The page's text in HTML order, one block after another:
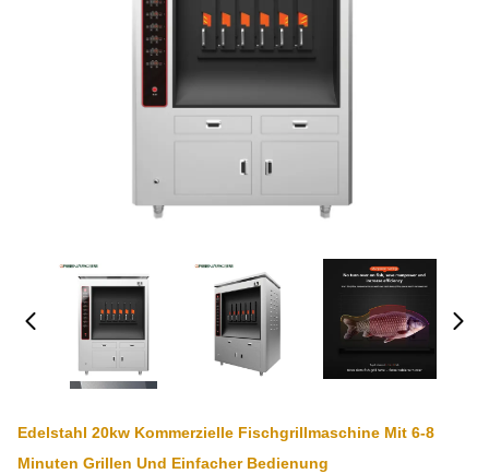
Edelstahl 20kw Kommerzielle Fischgrillmaschine Mit 6-8
Minuten Grillen Und Einfacher Bedienung